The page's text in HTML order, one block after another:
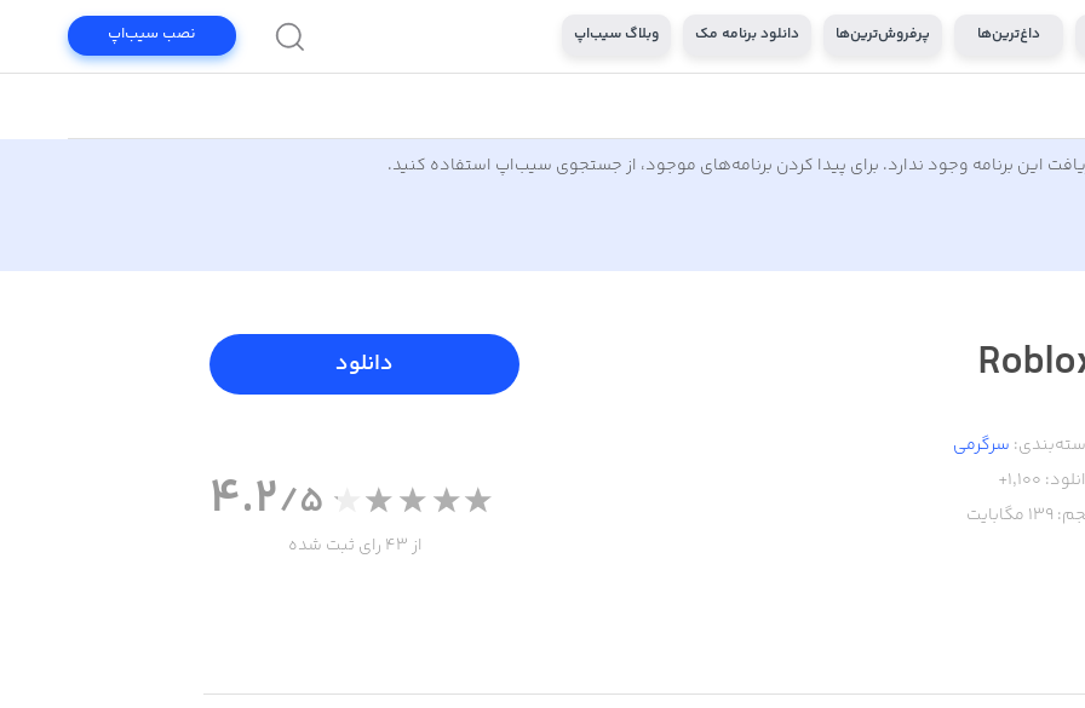
داغ‌ترین‌ها پرفروش‌ترین‌ها دانلود برنامه مک وبلاگ سیب‌اپ نصب سیب‌اپ
این برنامه وجود ندارد. برای پیدا کردن برنامه‌های موجود، از جستجوی سیب‌اپ استفاده کنید.
سرگرمی
1,100+
139 مگابایت
دانلود
4.2/5
از 43 رای ثبت شده